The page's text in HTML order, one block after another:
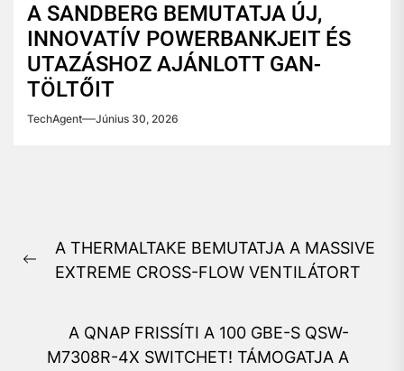
A SANDBERG BEMUTATJA ÚJ,
INNOVATÍV POWERBANKJEIT ÉS
UTAZÁSHOZ AJÁNLOTT GAN-
TÖLTŐIT
TechAgent Június 30, 2026
navigáció
Previous
A THERMALTAKE BEMUTATJA A MASSIVE
EXTREME CROSS-FLOW VENTILÁTORT
A QNAP FRISSÍTI A 100 GBE-S QSW-
M7308R-4X SWITCHET! TÁMOGATJA A